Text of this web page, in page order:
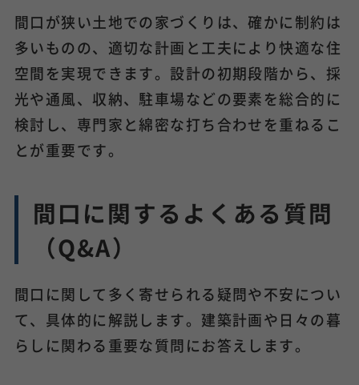
間口が狭い土地での家づくりは、確かに制約は
多いものの、適切な計画と工夫により快適な住
空間を実現できます。設計の初期段階から、採
光や通風、収納、駐車場などの要素を総合的に
検討し、専門家と綿密な打ち合わせを重ねるこ
とが重要です。
間口に関するよくある質問
（Q&A）
間口に関して多く寄せられる疑問や不安につい
て、具体的に解説します。建築計画や日々の暮
らしに関わる重要な質問にお答えします。